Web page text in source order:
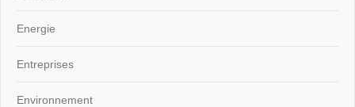
Energie
Entreprises
Environnement